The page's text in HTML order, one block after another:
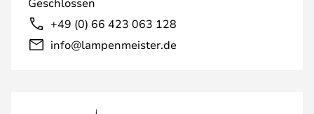
+49 (0) 66 423 063 128
info@lampenmeister.de